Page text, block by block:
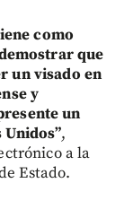
como
que
un visado en
y
un
,
a la
Estado.